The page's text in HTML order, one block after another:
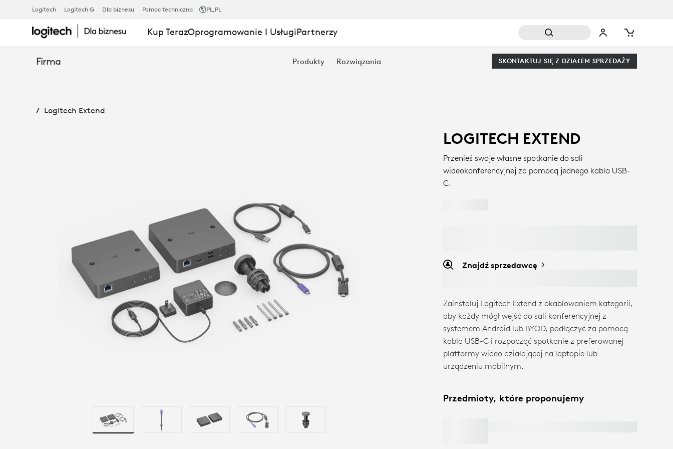
LOGITECH
EXTEND
Logitech Logitech G Dla biznesu Pomoc techniczna PL,PL
Kup TerazOprogramowanie I UsługiPartnerzy
Firma Produkty Rozwiązania SKONTAKTUJ SIĘ Z DZIAŁEM SPRZEDAŻY
Logitech Extend
LOGITECH EXTEND
Przenieś swoje własne spotkanie do sali
wideokonferencyjnej za pomocą jednego kabla USB-
C.
Znajdź sprzedawcę
Zainstaluj Logitech Extend z okablowaniem kategorii,
aby każdy mógł wejść do sali konferencyjnej z
systemem Android lub BYOD, podłączyć za pomocą
kabla USB-C i rozpocząć spotkanie z preferowanej
platformy wideo działającej na laptopie lub
urządzeniu mobilnym.
Przedmioty, które proponujemy